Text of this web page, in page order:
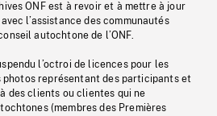
ONF est à revoir et à mettre à jour
l’assistance des communautés
autochtone de l’ONF.
l’octroi de licences pour les
représentant des participants et
des clients ou clientes qui ne
(membres des Premières